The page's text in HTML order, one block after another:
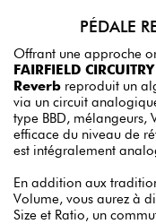
PÉDALE
Offrant une approche
FAIRFIELD
Reverb reproduit un
via un circuit
type BBD, mélangeurs,
efficace du niveau de
est intégralement
En addition aux
Volume, vous aurez à
Size et Ratio, un